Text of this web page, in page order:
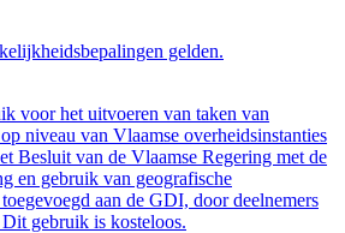
gelden.
voor het uitvoeren van taken van
niveau van Vlaamse overheidsinstanties
Besluit van de Vlaamse Regering met de
en gebruik van geografische
aan de GDI, door deelnemers
gebruik is kosteloos.